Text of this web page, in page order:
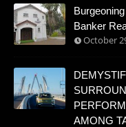
Banker
October
AMONG